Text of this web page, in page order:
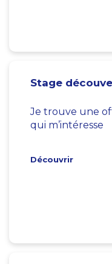
Stage
Je trouve une
qui m’intéresse
Découvrir